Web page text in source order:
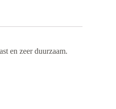
en zeer duurzaam.